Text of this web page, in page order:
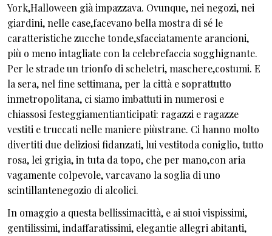
York,Halloween già impazzava. Ovunque, nei negozi, nei
giardini, nelle case,facevano bella mostra di sé le
caratteristiche zucche tonde,sfacciatamente arancioni,
più o meno intagliate con la celebrefaccia sogghignante.
Per le strade un trionfo di scheletri, maschere,costumi. E
la sera, nel fine settimana, per la città e soprattutto
inmetropolitana, ci siamo imbattuti in numerosi e
chiassosi festeggiamentianticipati: ragazzi e ragazze
vestiti e truccati nelle maniere piùstrane. Ci hanno molto
divertiti due deliziosi fidanzati, lui vestitoda coniglio, tutto
rosa, lei grigia, in tuta da topo, che per mano,con aria
vagamente colpevole, varcavano la soglia di uno
scintillantenegozio di alcolici.
In omaggio a questa bellissimacittà, e ai suoi vispissimi,
gentilissimi, indaffaratissimi, elegantie allegri abitanti,